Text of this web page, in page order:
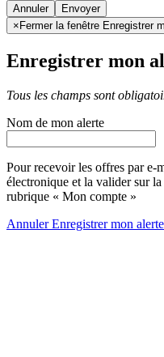
Annuler
× Fermer la fenêtre Enregistrer
Enregistrer mon
Tous les champs sont
Nom de mon alerte
Pour recevoir les offres par e-
électronique et la valider sur la
rubrique « Mon compte »
AnnulerEnregistrer mon alerte